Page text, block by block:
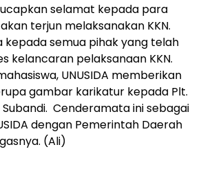
selamat kepada para
terjun melaksanakan KKN.
kepada semua pihak yang telah
kelancaran pelaksanaan KKN.
UNUSIDA memberikan
gambar karikatur kepada Plt.
Subandi. Cenderamata ini sebagai
dengan Pemerintah Daerah
(Ali)